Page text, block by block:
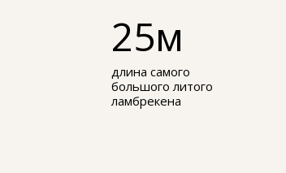
25м
длина самого
большого литого
ламбрекена